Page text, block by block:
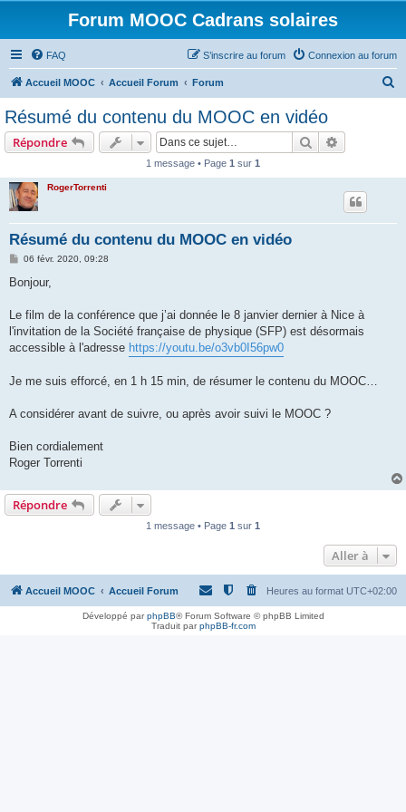
Forum MOOC Cadrans solaires
FAQ Connexion au forum
S’inscrire au forum
Accueil MOOC Accueil Forum Forum
Résumé du contenu du MOOC en vidéo
Répondre Rechercher
1 message • Page 1 sur 1
RogerTorrenti
Résumé du contenu du MOOC en vidéo
M
s
g
06 févr. 2020, 09:28
Bonjour,
Le film de la conférence que j’ai donnée le 8 janvier dernier à Nice à
l'invitation de la Société française de physique (SFP) est désormais
accessible à l'adresse https://youtu.be/o3vb0I56pw0
Je me suis efforcé, en 1 h 15 min, de résumer le contenu du MOOC…
A considérer avant de suivre, ou après avoir suivi le MOOC ?
Bien cordialement
Roger Torrenti
Répondre
1 message • Page 1 sur 1
Aller à
Accueil MOOC Accueil Forum Heures au format UTC+02:00
Développé parphpBB® Forum Software © phpBB Limited
Traduit parphpBB-fr.com